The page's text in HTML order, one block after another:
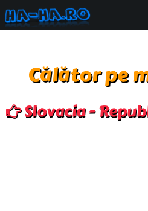
Călător pe
Slovacia -